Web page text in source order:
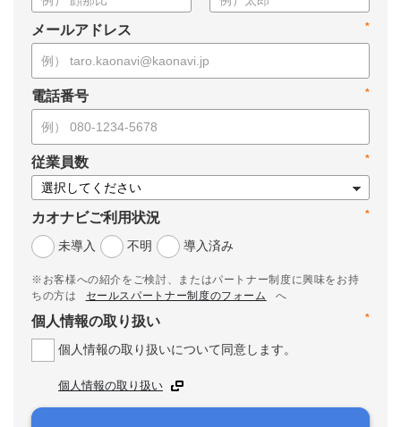
*
メールアドレス
*
電話番号
*
従業員数
*
カオナビご利用状況
未導入
不明 導入済み
※お客様への紹介をご検討、またはパートナー制度に興味をお持
ちの方は
セールスパートナー制度のフォーム
へ
*
個人情報の取り扱い
個人情報の取り扱いについて同意します。
個人情報の取り扱い